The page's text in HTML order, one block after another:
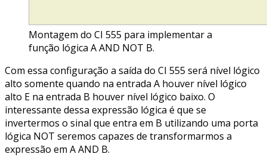
Montagem do CI 555 para implementar a
função lógica A AND NOT B.
Com essa configuração a saída do CI 555 será nível lógico
alto somente quando na entrada A houver nível lógico
alto E na entrada B houver nível lógico baixo. O
interessante dessa expressão lógica é que se
invertermos o sinal que entra em B utilizando uma porta
lógica NOT seremos capazes de transformarmos a
expressão em A AND B.